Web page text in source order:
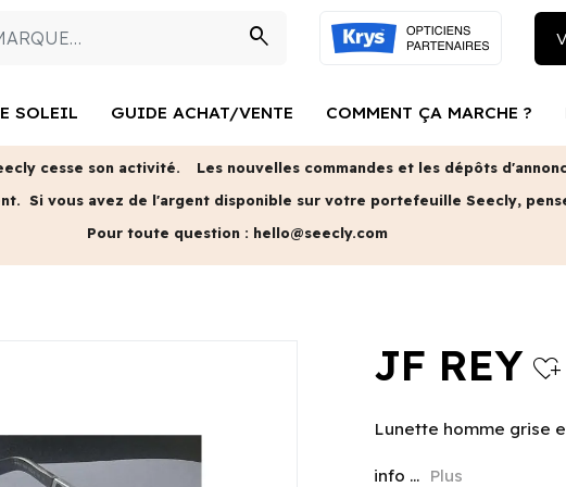
search
SOLEIL GUIDE ACHAT/VENTE COMMENT ÇA MARCHE ?
cesse son activité.
Les nouvelles commandes et les dépôts
Si vous avez de l'argent disponible sur votre portefeuille Seecly,
Pour toute question : hello@seecly.com
JF REY heart_plus
Lunette homme grise
info ... Plus